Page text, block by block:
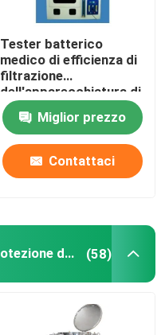
Tester batterico
medico di efficienza di
filtrazione
dell'apparecchiatura di
collaudo di BFE
Miglior prezzo
Contattaci
Attrezzatura di prova di protezione dell'ingresso (58)